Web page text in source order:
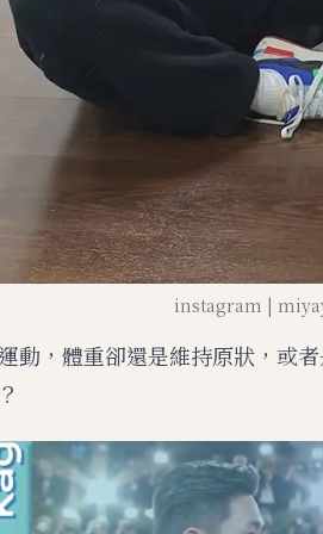
instagram |
動，體重卻還是維持原狀，或